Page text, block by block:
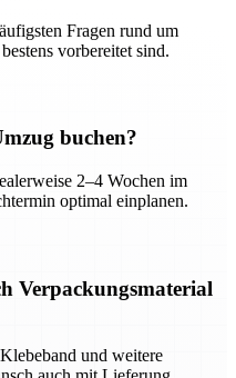
Fragen rund um
vorbereitet sind.
buchen?
2–4 Wochen im
optimal einplanen.
Verpackungsmaterial
und weitere